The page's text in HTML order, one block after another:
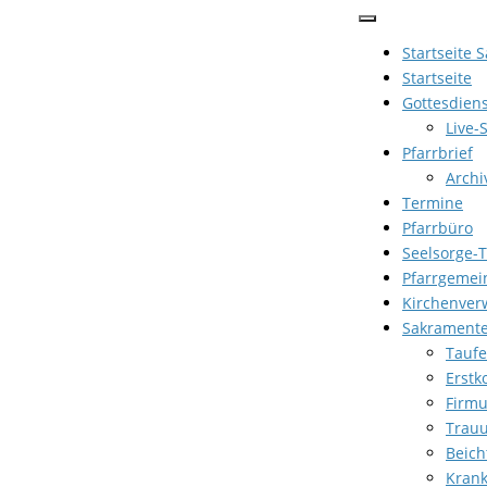
Startseite
Startseite
Live-
Pfarrbrief
Termine
Pfarrbüro
Seelsorge-
Taufe